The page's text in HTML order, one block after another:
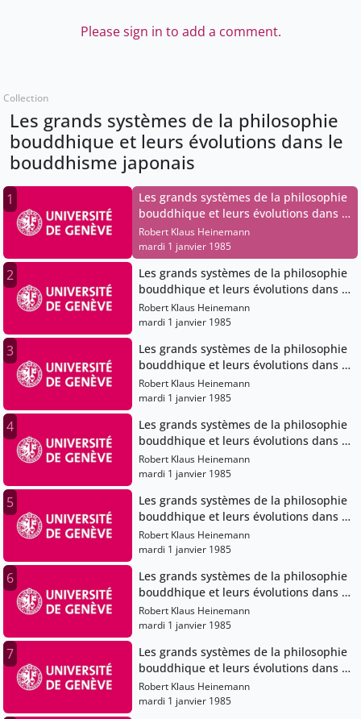
Please sign in to add a comment.
Collection
Les grands systèmes de la philosophie
bouddhique et leurs évolutions dans le
bouddhisme japonais
1
Les grands systèmes de la philosophie
bouddhique et leurs évolutions dans le
bouddhisme japonais
Robert Klaus Heinemann
mardi 1 janvier 1985
2
Les grands systèmes de la philosophie
bouddhique et leurs évolutions dans le
bouddhisme japonais
Robert Klaus Heinemann
mardi 1 janvier 1985
3
Les grands systèmes de la philosophie
bouddhique et leurs évolutions dans le
bouddhisme japonais
Robert Klaus Heinemann
mardi 1 janvier 1985
4
Les grands systèmes de la philosophie
bouddhique et leurs évolutions dans le
bouddhisme japonais
Robert Klaus Heinemann
mardi 1 janvier 1985
5
Les grands systèmes de la philosophie
bouddhique et leurs évolutions dans le
bouddhisme japonais
Robert Klaus Heinemann
mardi 1 janvier 1985
6
Les grands systèmes de la philosophie
bouddhique et leurs évolutions dans le
bouddhisme japonais
Robert Klaus Heinemann
mardi 1 janvier 1985
7
Les grands systèmes de la philosophie
bouddhique et leurs évolutions dans le
bouddhisme japonais
Robert Klaus Heinemann
mardi 1 janvier 1985